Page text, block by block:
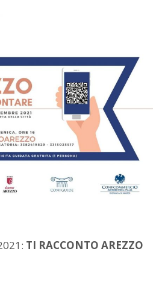
TI RACCONTO AREZZO